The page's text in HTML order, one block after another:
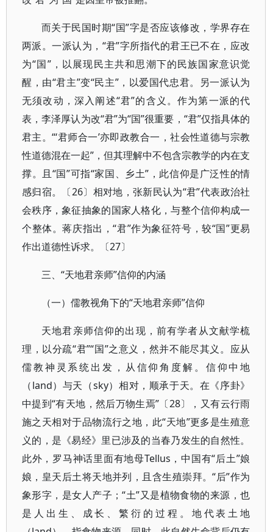
而关于民国时期“国”字是否应该修改，学界存在
两派。一派认为，“君”字所指代的君王已不在，应改
为“国”，以展现民主共和思潮下的民族国家意识觉
醒，由“君主”变“民主”，以爱国代忠君。另一派认为
无须改动，深入阐述“君”的含义。作为第一派的代
表，李泽厚认为改“君”为“国”很重要，“君”仅指具体的
君主。“‘君师合一’亦即政教合一，社会性道德与宗教
性道德混在一起”，但其理解中不包含宗教学的内在支
撑。且“国”可指“家国、乡土”，此信仰是广泛性的情
感归宿。〔26〕相对地，张新民认为“君”代表政治社
会秩序，象征抽象的国家人格化，与整个信仰构成一
个整体。蒋庆指出，“君”作为象征符号，较“国”更易
作出道德性诉求。〔27〕
三、“天地君亲师”信仰的内涵
（一）儒教视角下的“天地君亲师”信仰
天地君亲师信仰的出现，前有学者从文献学梳
理，以分疏“君”“国”之意义，然并不能尽其义。应从
儒教神灵系统出发，从信仰角度解。信仰中地
（land）与天（sky）相对，顺承于天。在《序卦》
中提到“有天地，然后万物生焉”〔28〕，又有云行雨
施之天相对于品物流行之地，此“天地”更多是生殖意
义的，是《易经》里已涉及的当春乃发生的自然性。
此外，罗马神话里面有地母Tellus，中国有“后土”娘
娘，皇天后土将天地并列，且含生殖崇拜。“后”作为
象形字，是女人产子；“土”又是植物食物的来源，也
是人出生、成长、繁衍的过程。地代表土地